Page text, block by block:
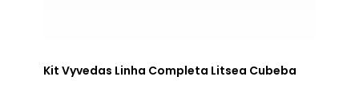
Kit Vyvedas Linha Completa Litsea Cubeba